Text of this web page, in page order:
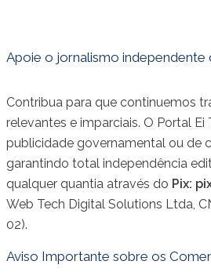
Apoie o jornalismo independente
Contribua para que continuemos
relevantes e imparciais. O Portal Ei
publicidade governamental ou de
garantindo total independência
qualquer quantia através do Pix:
Web Tech Digital Solutions Ltda,
02).
Aviso Importante sobre os